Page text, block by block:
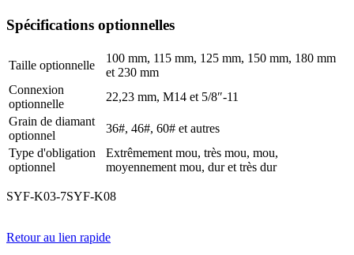
Spécifications optionnelles
Taille optionnelle
100 mm, 115 mm, 125 mm, 150 mm, 180 mm
et 230 mm
Connexion
optionnelle
22,23 mm, M14 et 5/8″-11
Grain de diamant
optionnel
36#, 46#, 60# et autres
Type d'obligation
optionnel
Extrêmement mou, très mou, mou,
moyennement mou, dur et très dur
SYF-K03-7SYF-K08
Retour au lien rapide